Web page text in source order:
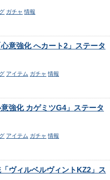
ガチャ 情報
意強化 へカート2」ステータ
アイテム ガチャ 情報
強化 カゲミツG4」ステータ
アイテム ガチャ 情報
ヴィルベルヴィントKZ2」ス